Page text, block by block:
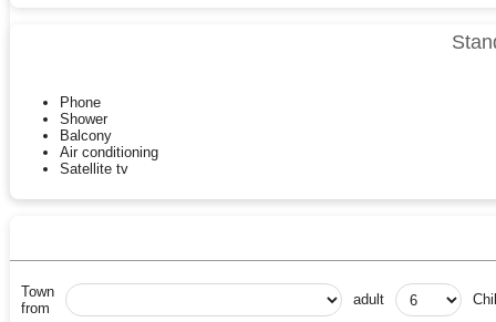
Phone
Shower
Balcony
Air conditioning
Satellite tv
Town
from
adult